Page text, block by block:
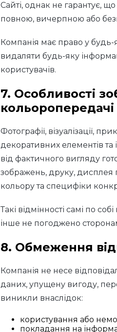
Сайті, однак не гарантує,
повною, вичерпною або
Компанія має право у
видаляти будь-яку
користувачів.
7. Особливості
кольоропередачі
Фотографії, візуалізації,
декоративних елементів та
від фактичного вигляду
зображень, друку, дисплея
кольору та специфіки
Такі відмінності самі по
інше не погоджено
8. Обмеження
Компанія не несе
даних, упущену вигоду,
виникли внаслідок:
користування або
покладання на